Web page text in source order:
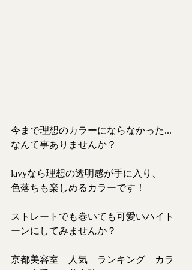
今まで理想のカラーにならなかった...
なんて事ありませんか？
lavyなら理想の透明感が手に入り、
色落ちも楽しめるカラーです！
ストレートでも巻いても可愛いハイト
ーンにしてみませんか？
京都美容室　人気　ランキング　カラ